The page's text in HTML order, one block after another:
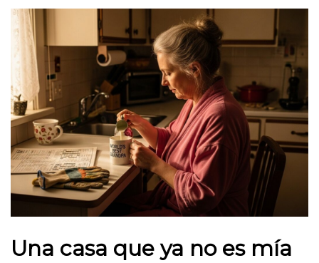
Una casa que ya no es mía